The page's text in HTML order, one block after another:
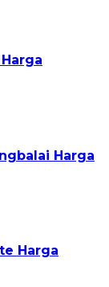
Harga
Harga